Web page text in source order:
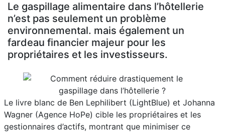
Le gaspillage alimentaire dans l’hôtellerie
n’est pas seulement un problème
environnemental. mais également un
fardeau financier majeur pour les
propriétaires et les investisseurs.
Le livre blanc de Ben Lephilibert (LightBlue) et Johanna
Wagner (Agence HoPe) cible les propriétaires et les
gestionnaires d’actifs, montrant que minimiser ce